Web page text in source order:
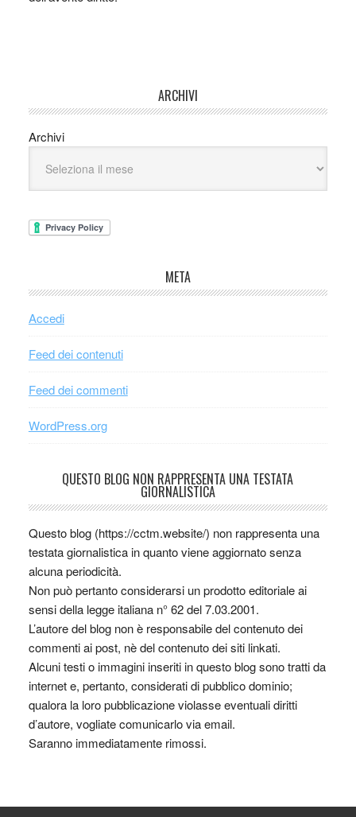
ARCHIVI
Archivi
META
Accedi
Feed dei contenuti
Feed dei commenti
WordPress.org
QUESTO BLOG NON RAPPRESENTA UNA TESTATA
GIORNALISTICA
Questo blog (https://cctm.website/) non rappresenta una
testata giornalistica in quanto viene aggiornato senza
alcuna periodicità.
Non può pertanto considerarsi un prodotto editoriale ai
sensi della legge italiana n° 62 del 7.03.2001.
L’autore del blog non è responsabile del contenuto dei
commenti ai post, nè del contenuto dei siti linkati.
Alcuni testi o immagini inseriti in questo blog sono tratti da
internet e, pertanto, considerati di pubblico dominio;
qualora la loro pubblicazione violasse eventuali diritti
d’autore, vogliate comunicarlo via email.
Saranno immediatamente rimossi.